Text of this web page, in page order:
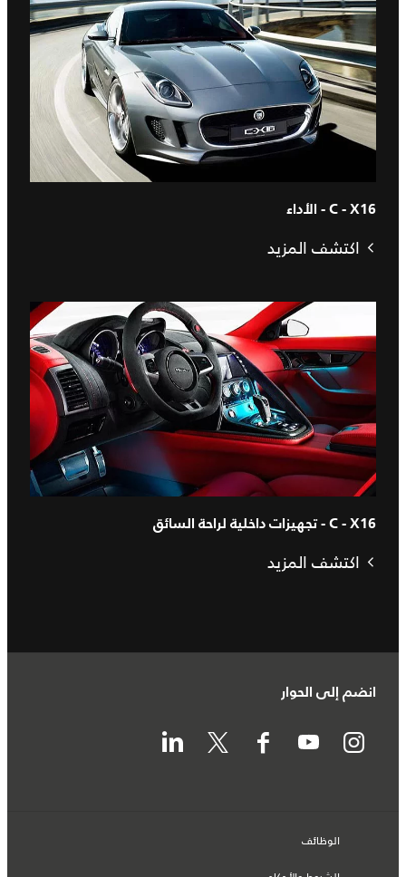
C - X16 - الأداء
اكتشف المزيد
C - X16 - تجهيزات داخلية لراحة السائق
اكتشف المزيد
انضم إلى الحوار
الوظائف